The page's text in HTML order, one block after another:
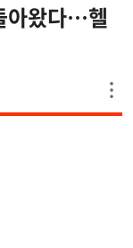
아왔다…헬